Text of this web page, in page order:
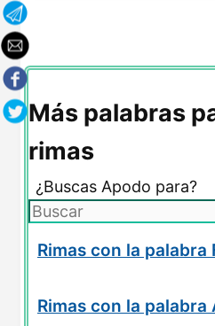
Más palabras
rimas
¿Buscas Apodo para?
Rimas con la
Rimas con la